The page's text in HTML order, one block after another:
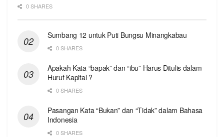
0 SHARES
Sumbang 12 untuk Puti Bungsu Minangkabau
0 SHARES
Apakah Kata “bapak” dan “ibu” Harus Ditulis dalam
Huruf Kapital ?
0 SHARES
Pasangan Kata “Bukan” dan “Tidak” dalam Bahasa
Indonesia
0 SHARES